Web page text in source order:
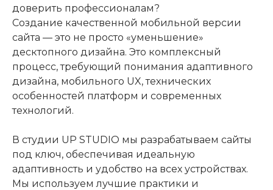
доверить профессионалам?
Создание качественной мобильной версии
сайта — это не просто «уменьшение»
десктопного дизайна. Это комплексный
процесс, требующий понимания адаптивного
дизайна, мобильного UX, технических
особенностей платформ и современных
технологий.
В студии UP STUDIO мы разрабатываем сайты
под ключ, обеспечивая идеальную
адаптивность и удобство на всех устройствах.
Мы используем лучшие практики и